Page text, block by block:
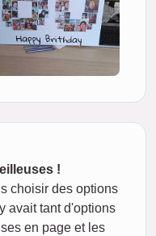
!
choisir des options
avait tant d'options
en page et les